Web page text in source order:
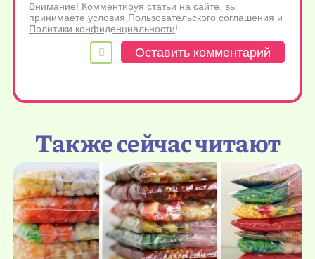
Внимание! Комментируя статьи на сайте, вы
принимаете условия Пользовательского соглашения и
Политики конфиденциальности!
Также сейчас читают